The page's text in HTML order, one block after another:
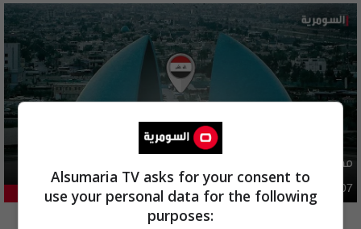
مصدر يوضح ما حصل في بغداد ليلة امس وفجر اليوم
أمن 31.92% 03:02 | 2026-08-07
المزيد
Alsumaria TV asks for your consent to
use your personal data for the following
purposes: